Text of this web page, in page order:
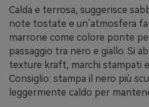
Calda e terrosa, suggerisce
note tostate e un’atmosfera
marrone come colore ponte
passaggio tra nero e giallo. Si
texture kraft, marchi stampati
Consiglio: stampa il nero più
leggermente caldo per